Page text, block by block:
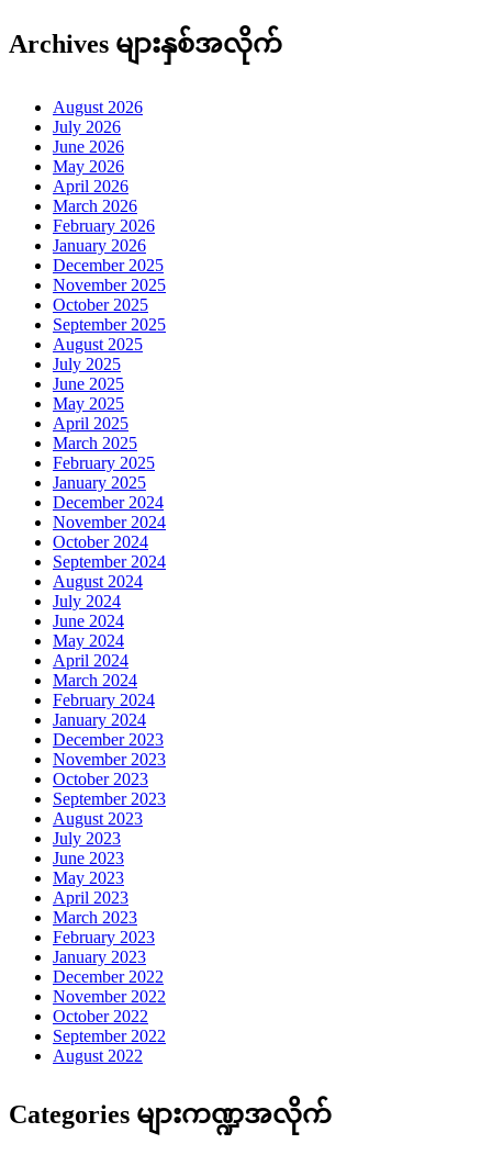
Archives များနှစ်အလိုက်
August 2026
July 2026
June 2026
May 2026
April 2026
March 2026
February 2026
January 2026
December 2025
November 2025
October 2025
September 2025
August 2025
July 2025
June 2025
May 2025
April 2025
March 2025
February 2025
January 2025
December 2024
November 2024
October 2024
September 2024
August 2024
July 2024
June 2024
May 2024
April 2024
March 2024
February 2024
January 2024
December 2023
November 2023
October 2023
September 2023
August 2023
July 2023
June 2023
May 2023
April 2023
March 2023
February 2023
January 2023
December 2022
November 2022
October 2022
September 2022
August 2022
Categories များကဏ္ဍအလိုက်